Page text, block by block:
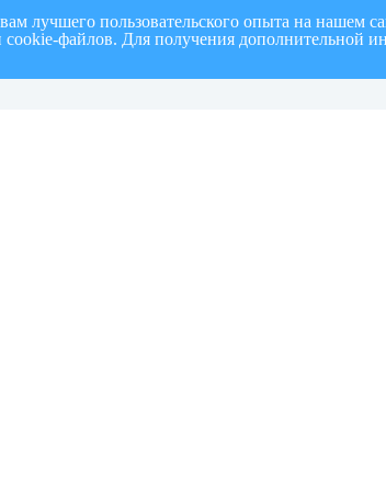
лучшего пользовательского опыта на нашем
cookie-файлов. Для получения дополнительной